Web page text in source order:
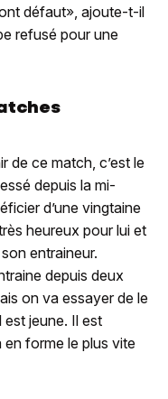
défaut», ajoute-t-il
refusé pour une
de ce match, c’est le
depuis la mi-
d’une vingtaine
heureux pour lui et
entraineur.
depuis deux
on va essayer de le
est jeune. Il est
en forme le plus vite